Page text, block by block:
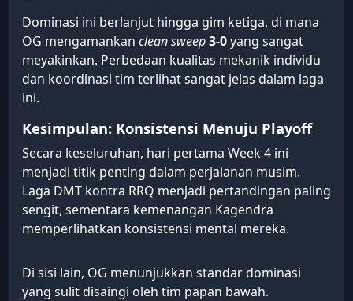
Dominasi ini berlanjut hingga gim ketiga, di mana
OG mengamankan clean sweep3-0yang sangat
meyakinkan. Perbedaan kualitas mekanik individu
dan koordinasi tim terlihat sangat jelas dalam laga
ini.
Kesimpulan: Konsistensi Menuju Playoff
Secara keseluruhan, hari pertama Week 4 ini
menjadi titik penting dalam perjalanan musim.
Laga DMT kontra RRQ menjadi pertandingan paling
sengit, sementara kemenangan Kagendra
memperlihatkan konsistensi mental mereka.
Di sisi lain, OG menunjukkan standar dominasi
yang sulit disaingi oleh tim papan bawah.